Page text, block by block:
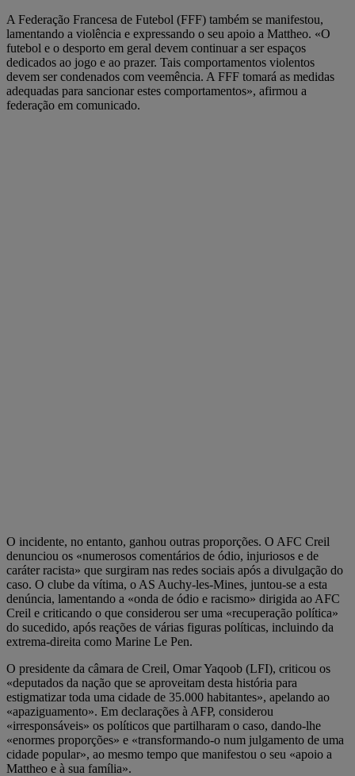
A Federação Francesa de Futebol (FFF) também se manifestou,
lamentando a violência e expressando o seu apoio a Mattheo. «O
futebol e o desporto em geral devem continuar a ser espaços
dedicados ao jogo e ao prazer. Tais comportamentos violentos
devem ser condenados com veemência. A FFF tomará as medidas
adequadas para sancionar estes comportamentos», afirmou a
federação em comunicado.
O incidente, no entanto, ganhou outras proporções. O AFC Creil
denunciou os «numerosos comentários de ódio, injuriosos e de
caráter racista» que surgiram nas redes sociais após a divulgação do
caso. O clube da vítima, o AS Auchy-les-Mines, juntou-se a esta
denúncia, lamentando a «onda de ódio e racismo» dirigida ao AFC
Creil e criticando o que considerou ser uma «recuperação política»
do sucedido, após reações de várias figuras políticas, incluindo da
extrema-direita como Marine Le Pen.
O presidente da câmara de Creil, Omar Yaqoob (LFI), criticou os
«deputados da nação que se aproveitam desta história para
estigmatizar toda uma cidade de 35.000 habitantes», apelando ao
«apaziguamento». Em declarações à AFP, considerou
«irresponsáveis» os políticos que partilharam o caso, dando-lhe
«enormes proporções» e «transformando-o num julgamento de uma
cidade popular», ao mesmo tempo que manifestou o seu «apoio a
Mattheo e à sua família».